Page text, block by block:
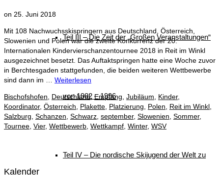
Teil III – Die Zeit der „Großen Veranstaltungen“
von 1982 – 1996
Teil IV – Die nordische Skijugend der Welt zu
on 25. Juni 2018
Mit 108 Nachwuchsskispringern aus Deutschland, Österreich,
Slowenien und Polen war die zweite Konkurrenz der 20.
Internationalen Kindervierschanzentournee 2018 in Reit im Winkl
ausgezeichnet besetzt. Das Auftaktspringen hatte eine Woche zuvor
in Berchtesgaden stattgefunden, die beiden weiteren Wettbewerbe
sind dann im … Weiterlesen
Bischofshofen Deutschland, Empfang Jubiläum Kinder,
Koordinator, Österreich Plakette Platzierung Polen Reit im Winkl
Salzburg Schanzen Schwarz september, Slowenien Sommer,
Tournee Vier, Wettbewerb Wettkampf Winter, WSV
Kalender